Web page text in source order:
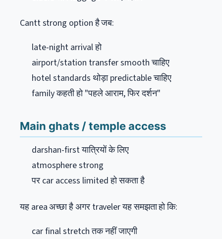
Cantt strong option है जब:
late-night arrival हो
airport/station transfer smooth चाहिए
hotel standards थोड़ा predictable चाहिए
family कहती हो "पहले आराम, फिर दर्शन"
Main ghats / temple access
darshan-first यात्रियों के लिए
atmosphere strong
पर car access limited हो सकता है
यह area अच्छा है अगर traveler यह समझता हो कि:
car final stretch तक नहीं जाएगी